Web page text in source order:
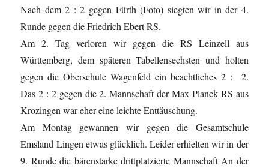
Nach dem 2 : 2 gegen Fürth (Foto) siegten wir in der 4.
Runde gegen die Friedrich Ebert RS.
Am 2. Tag verloren wir gegen die RS Leinzell aus
Württemberg, dem späteren Tabellensechsten und holten
gegen die Oberschule Wagenfeld ein beachtliches 2 : 2.
Das 2 : 2 gegen die 2. Mannschaft der Max-Planck RS aus
Krozingen war eher eine leichte Enttäuschung.
Am Montag gewannen wir gegen die Gesamtschule
Emsland Lingen etwas glücklich. Leider erhielten wir in der
9. Runde die bärenstarke drittplatzierte Mannschaft An der